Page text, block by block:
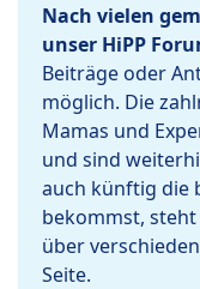
Nach vielen
unser HiPP
Beiträge oder
möglich. Die
Mamas und
und sind
auch künftig die
bekommst,
über
Seite.